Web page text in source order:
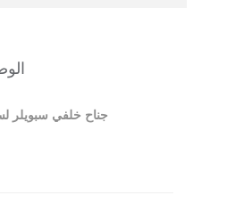
جناح خلفي سبويلر لسيارات تسلا مودل 3 2024/2025 (أسود لامع –